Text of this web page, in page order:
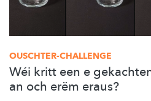
OUSCHTER-CHALLENGE
Wéi kritt een e
an och erëm eraus?